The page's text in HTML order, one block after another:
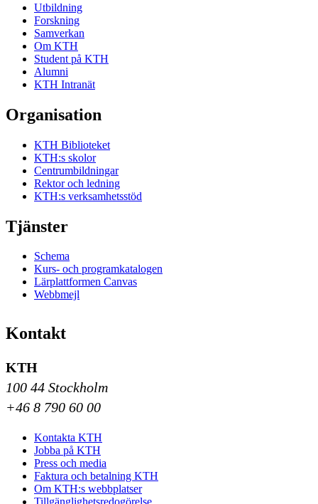
Utbildning
Forskning
Samverkan
Om KTH
Student på KTH
Alumni
KTH Intranät
Organisation
KTH Biblioteket
KTH:s skolor
Centrumbildningar
Rektor och ledning
KTH:s verksamhetsstöd
Tjänster
Schema
Kurs- och programkatalogen
Lärplattformen Canvas
Webbmejl
Kontakt
KTH
100 44 Stockholm
+46 8 790 60 00
Kontakta KTH
Jobba på KTH
Press och media
Faktura och betalning KTH
Om KTH:s webbplatser